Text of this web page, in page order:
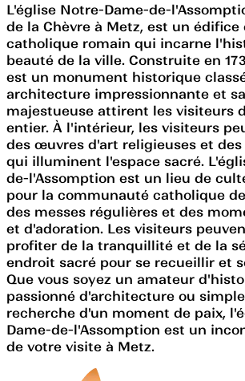
L'église Notre-Dame-de-
de la Chèvre à Metz, est un édifice
catholique romain qui incarne
beauté de la ville. Construite en
est un monument historique
architecture impressionnante et
majestueuse attirent les visiteurs
entier. À l'intérieur, les visiteurs
des œuvres d'art religieuses et
qui illuminent l'espace sacré.
de-l'Assomption est un lieu de
pour la communauté catholique
des messes régulières et des
et d'adoration. Les visiteurs
profiter de la tranquillité et de la
endroit sacré pour se recueillir et
Que vous soyez un amateur
passionné d'architecture ou
recherche d'un moment de paix,
Dame-de-l'Assomption est un
de votre visite à Metz.